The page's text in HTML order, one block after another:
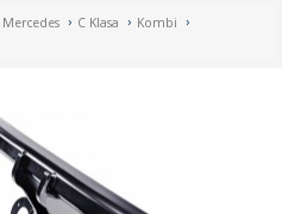
Mercedes C Klasa
Kombi